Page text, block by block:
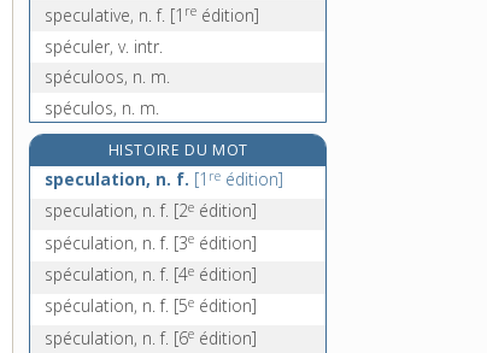
speculative, n. f. [1 re édition]
spéculer, v. intr.
spéculoos, n. m.
spéculos, n. m.
spéculum, n. m.
spée, n. f.[7eédition]
speech, n. m.
spéléologie, n. f.
HISTOIRE DU MOT
speculation, n. f. [1 re édition]
speculation, n. f. [2e édition]
spéculation, n. f. [3e édition]
spéculation, n. f. [4e édition]
spéculation, n. f. [5e édition]
spéculation, n. f. [6e édition]